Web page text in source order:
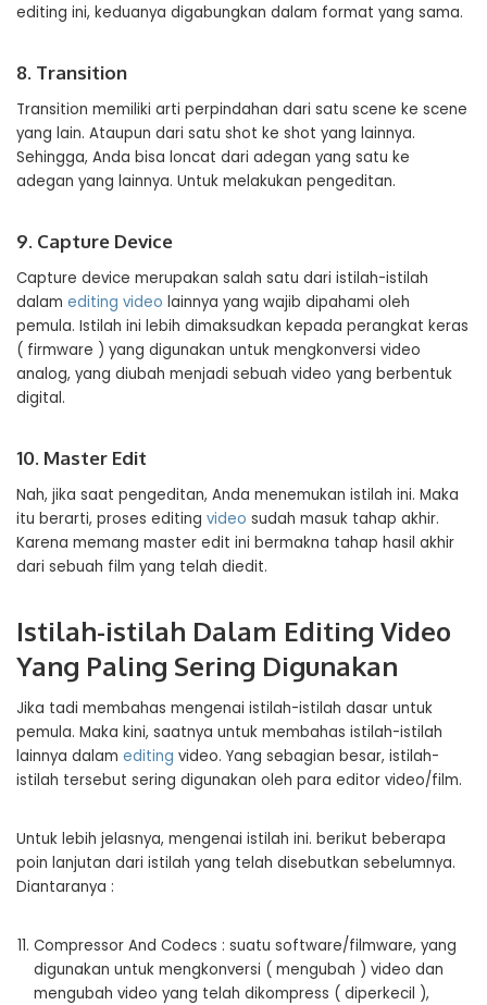
editing ini, keduanya digabungkan dalam format yang sama.
8. Transition
Transition memiliki arti perpindahan dari satu scene ke scene
yang lain. Ataupun dari satu shot ke shot yang lainnya.
Sehingga, Anda bisa loncat dari adegan yang satu ke
adegan yang lainnya. Untuk melakukan pengeditan.
9. Capture Device
Capture device merupakan salah satu dari istilah-istilah
dalam editing video lainnya yang wajib dipahami oleh
pemula. Istilah ini lebih dimaksudkan kepada perangkat keras
( firmware ) yang digunakan untuk mengkonversi video
analog, yang diubah menjadi sebuah video yang berbentuk
digital.
10. Master Edit
Nah, jika saat pengeditan, Anda menemukan istilah ini. Maka
itu berarti, proses editing video sudah masuk tahap akhir.
Karena memang master edit ini bermakna tahap hasil akhir
dari sebuah film yang telah diedit.
Istilah-istilah Dalam Editing Video
Yang Paling Sering Digunakan
Jika tadi membahas mengenai istilah-istilah dasar untuk
pemula. Maka kini, saatnya untuk membahas istilah-istilah
lainnya dalam editing video. Yang sebagian besar, istilah-
istilah tersebut sering digunakan oleh para editor video/film.
Untuk lebih jelasnya, mengenai istilah ini. berikut beberapa
poin lanjutan dari istilah yang telah disebutkan sebelumnya.
Diantaranya :
Compressor And Codecs : suatu software/filmware, yang
digunakan untuk mengkonversi ( mengubah ) video dan
mengubah video yang telah dikompress ( diperkecil ),